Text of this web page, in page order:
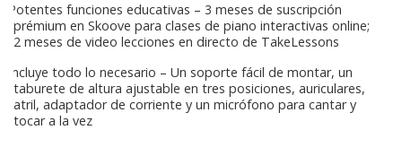
Potentes funciones educativas – 3 meses de suscripción
prémium en Skoove para clases de piano interactivas online;
2 meses de video lecciones en directo de TakeLessons
Incluye todo lo necesario – Un soporte fácil de montar, un
taburete de altura ajustable en tres posiciones, auriculares,
atril, adaptador de corriente y un micrófono para cantar y
tocar a la vez